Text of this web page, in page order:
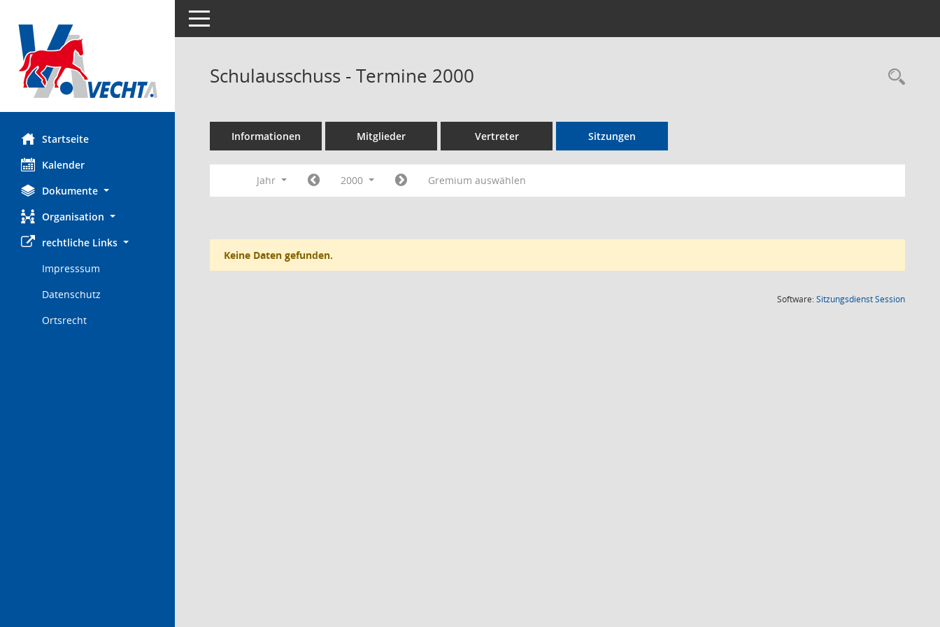
Startseite
Kalender
Dokumente
Organisation
rechtliche Links
Impresssum
Datenschutz
Ortsrecht
Toggle navigation
Schulausschuss - Termine 2000
Informationen Mitglieder Vertreter Sitzungen
Jahr 2000 Gremium auswählen
Keine Daten gefunden.
Software:SitzungsdienstSession(Wird in